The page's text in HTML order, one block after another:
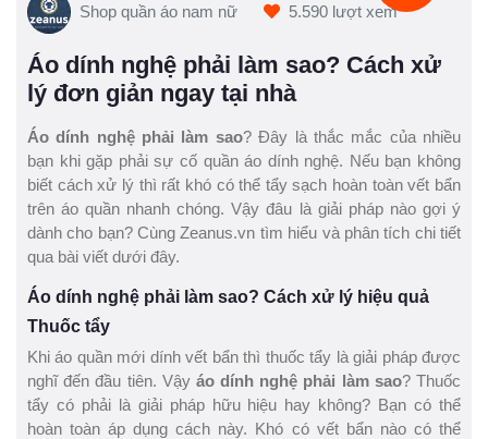
Shop quần áo nam nữ 5.590 lượt xem
Áo dính nghệ phải làm sao? Cách xử
lý đơn giản ngay tại nhà
Áo dính nghệ phải làm sao? Đây là thắc mắc của nhiều
bạn khi gặp phải sự cố quần áo dính nghệ. Nếu bạn không
biết cách xử lý thì rất khó có thể tẩy sạch hoàn toàn vết bẩn
trên áo quần nhanh chóng. Vậy đâu là giải pháp nào gợi ý
dành cho bạn? Cùng Zeanus.vn tìm hiểu và phân tích chi tiết
qua bài viết dưới đây.
Áo dính nghệ phải làm sao? Cách xử lý hiệu quả
Thuốc tẩy
Khi áo quần mới dính vết bẩn thì thuốc tẩy là giải pháp được
nghĩ đến đầu tiên. Vậy áo dính nghệ phải làm sao? Thuốc
tẩy có phải là giải pháp hữu hiệu hay không? Bạn có thể
hoàn toàn áp dụng cách này. Khó có vết bẩn nào có thể